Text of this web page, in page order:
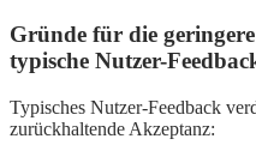
Gründe für die
typische Nutzer-
Typisches Nutzer-Feedback
zurückhaltende Akzeptanz: